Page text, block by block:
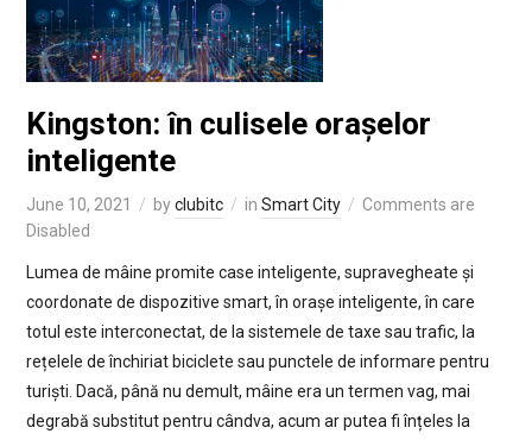
Kingston: în culisele orașelor
inteligente
June 10, 2021 byclubitc in Smart City
Comments are
Disabled
Lumea de mâine promite case inteligente, supravegheate și
coordonate de dispozitive smart, în orașe inteligente, în care
totul este interconectat, de la sistemele de taxe sau trafic, la
rețelele de închiriat biciclete sau punctele de informare pentru
turiști. Dacă, până nu demult, mâine era un termen vag, mai
degrabă substitut pentru cândva, acum ar putea fi înțeles la